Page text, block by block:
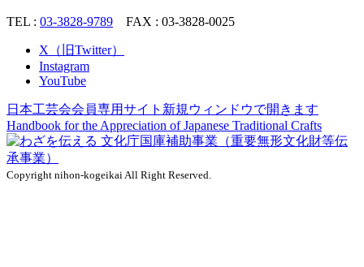
TEL : 03-3828-9789 FAX : 03-3828-0025
X（旧Twitter）
Instagram
YouTube
日本工芸会会員専用サイト 新規ウィンドウで開きます
Handbook for the Appreciation ofJapanese Traditional Crafts
Copyright nihon-kogeikai All Right Reserved.